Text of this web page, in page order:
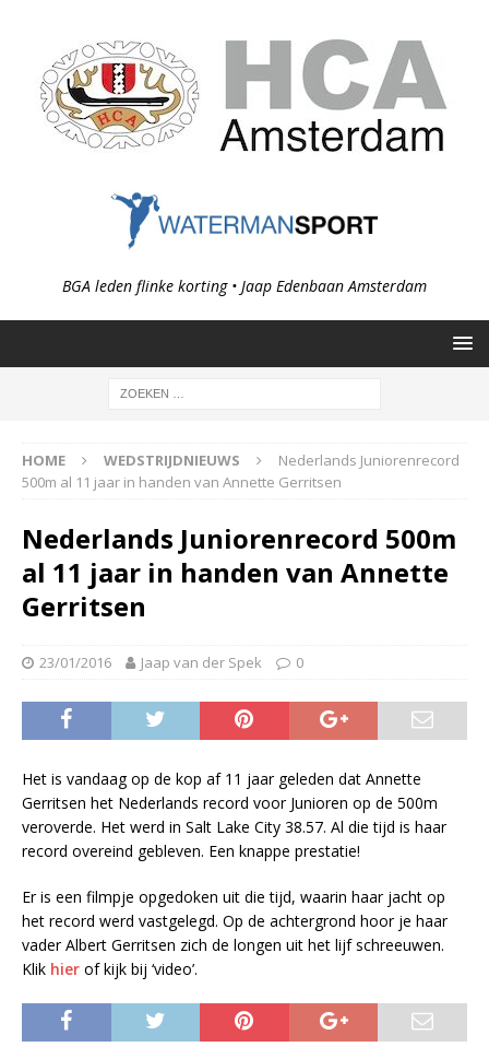
BGA leden flinke korting • Jaap Edenbaan Amsterdam
HOME WEDSTRIJDNIEUWS
Nederlands Juniorenrecord
500m al 11 jaar in handen van Annette Gerritsen
Nederlands Juniorenrecord 500m
al 11 jaar in handen van Annette
Gerritsen
23/01/2016 Jaap van der Spek 0
Het is vandaag op de kop af 11 jaar geleden dat Annette
Gerritsen het Nederlands record voor Junioren op de 500m
veroverde. Het werd in Salt Lake City 38.57. Al die tijd is haar
record overeind gebleven. Een knappe prestatie!
Er is een filmpje opgedoken uit die tijd, waarin haar jacht op
het record werd vastgelegd. Op de achtergrond hoor je haar
vader Albert Gerritsen zich de longen uit het lijf schreeuwen.
Klik hier of kijk bij ‘video’.